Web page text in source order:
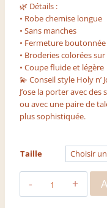
🌿 Détails :
• Robe chemise longue
• Sans manches
• Fermeture
• Broderies colorées
• Coupe fluide et légère
💫 Conseil style Holy n’
J’ose la porter avec
ou avec une paire de
plus sophistiquée.
Taille